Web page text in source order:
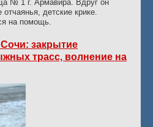
№ 1 г. Армавира. Вдруг он
детские крике.
на помощь.
закрытие
трасс, волнение на